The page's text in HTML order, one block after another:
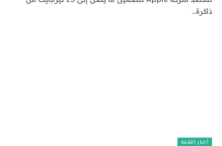
ذاكرة…
أخبار التقنية